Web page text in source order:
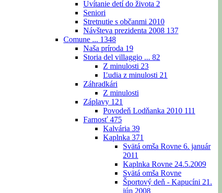
Uvítanie detí do života 2
Seniori
Stretnutie s občanmi 2010
Návšteva prezidenta 2008 137
Comune ... 1348
Naša príroda 19
Storia del villaggio ... 82
Z minulosti 23
Ľudia z minulosti 21
Záhradkári
Z minulosti
Záplavy 121
Povodeň Lodňanka 2010 111
Farnosť 475
Kalvária 39
Kaplnka 371
Svätá omša Rovne 6. január
2011
Kaplnka Rovne 24.5.2009
Svätá omša Rovne
Športový deň - Kapucíni 21.
jún 2008